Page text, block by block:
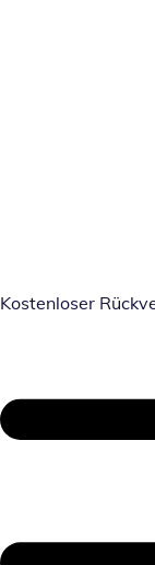
Kostenloser